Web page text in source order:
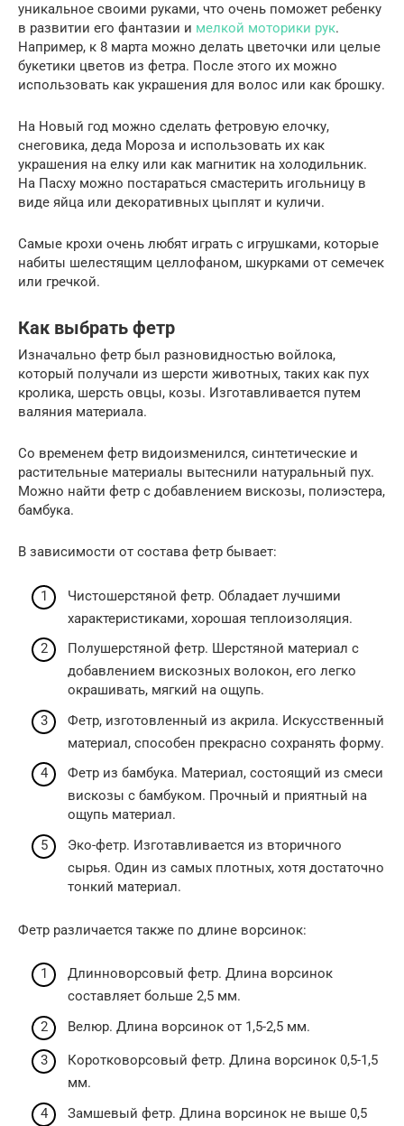
уникальное своими руками, что очень поможет ребенку
в развитии его фантазии и мелкой моторики рук.
Например, к 8 марта можно делать цветочки или целые
букетики цветов из фетра. После этого их можно
использовать как украшения для волос или как брошку.
На Новый год можно сделать фетровую елочку,
снеговика, деда Мороза и использовать их как
украшения на елку или как магнитик на холодильник.
На Пасху можно постараться смастерить игольницу в
виде яйца или декоративных цыплят и куличи.
Самые крохи очень любят играть с игрушками, которые
набиты шелестящим целлофаном, шкурками от семечек
или гречкой.
Как выбрать фетр
Изначально фетр был разновидностью войлока,
который получали из шерсти животных, таких как пух
кролика, шерсть овцы, козы. Изготавливается путем
валяния материала.
Со временем фетр видоизменился, синтетические и
растительные материалы вытеснили натуральный пух.
Можно найти фетр с добавлением вискозы, полиэстера,
бамбука.
В зависимости от состава фетр бывает:
Чистошерстяной фетр. Обладает лучшими
характеристиками, хорошая теплоизоляция.
Полушерстяной фетр. Шерстяной материал с
добавлением вискозных волокон, его легко
окрашивать, мягкий на ощупь.
Фетр, изготовленный из акрила. Искусственный
материал, способен прекрасно сохранять форму.
Фетр из бамбука. Материал, состоящий из смеси
вискозы с бамбуком. Прочный и приятный на
ощупь материал.
Эко-фетр. Изготавливается из вторичного
сырья. Один из самых плотных, хотя достаточно
тонкий материал.
Фетр различается также по длине ворсинок:
Длинноворсовый фетр. Длина ворсинок
составляет больше 2,5 мм.
Велюр. Длина ворсинок от 1,5-2,5 мм.
Коротковорсовый фетр. Длина ворсинок 0,5-1,5
мм.
Замшевый фетр. Длина ворсинок не выше 0,5